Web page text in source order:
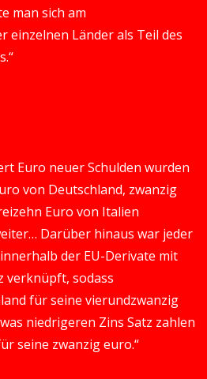
man sich am
einzelnen Länder als Teil des
Euro neuer Schulden wurden
von Deutschland, zwanzig
Euro von Italien
Darüber hinaus war jeder
der EU-Derivate mit
verknüpft, sodass
für seine vierundzwanzig
niedrigeren Zins Satz zahlen
seine zwanzig euro.“